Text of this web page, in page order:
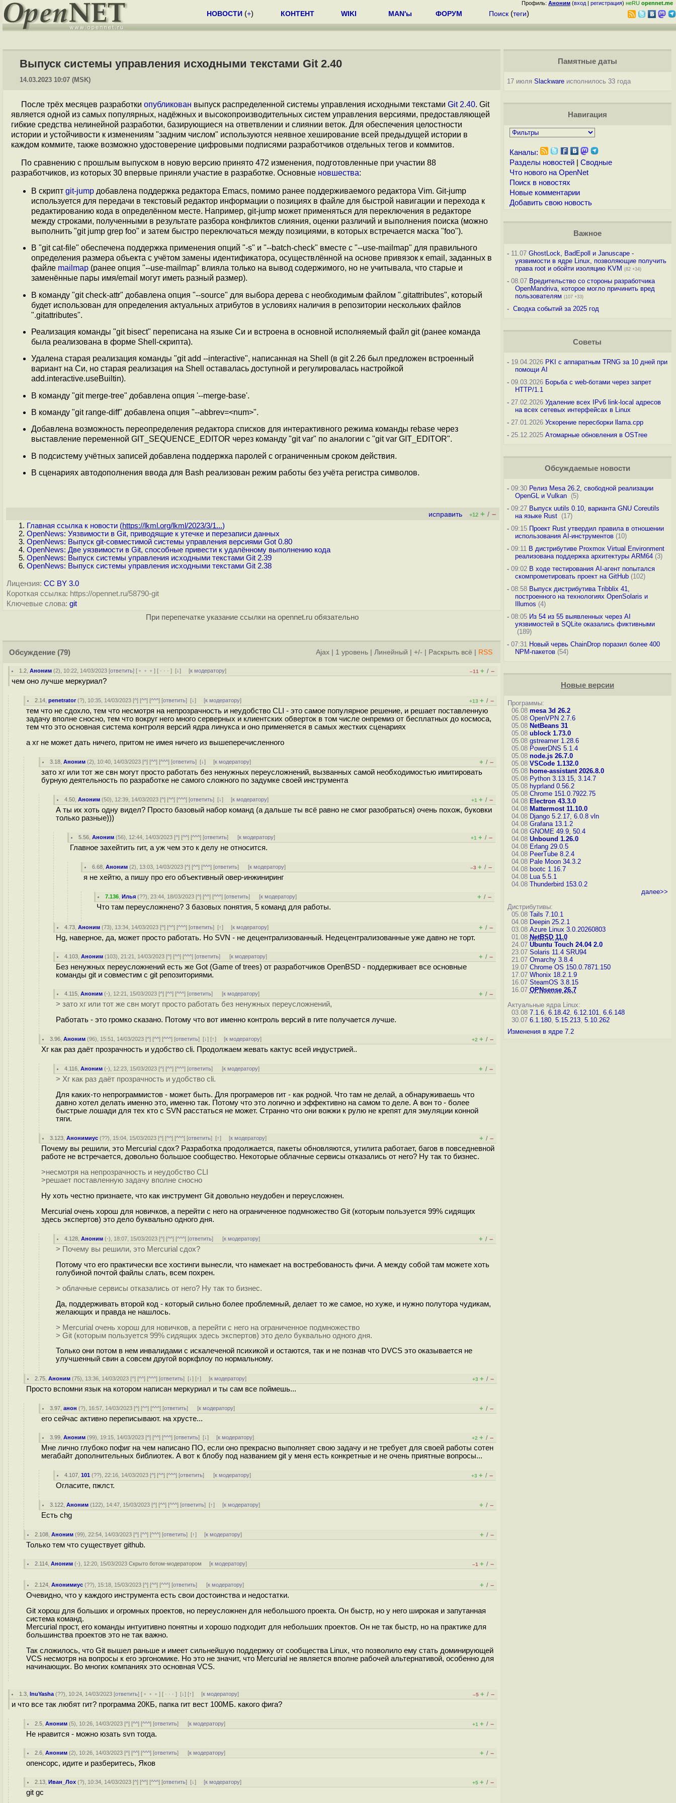
Профиль: Аноним (вход | регистрация) неRU opennet.me
НОВОСТИ (+) КОНТЕНТ WIKI MAN'ы ФОРУМ Поиск (теги)
Выпуск системы управления исходными текстами Git 2.40
14.03.2023 10:07 (MSK)
После трёх месяцев разработки опубликован выпуск распределенной системы управления исходными текстами Git 2.40. Git
является одной из самых популярных, надёжных и высокопроизводительных систем управления версиями, предоставляющей
гибкие средства нелинейной разработки, базирующиеся на ответвлении и слиянии веток. Для обеспечения целостности
истории и устойчивости к изменениям "задним числом" используются неявное хеширование всей предыдущей истории в
каждом коммите, также возможно удостоверение цифровыми подписями разработчиков отдельных тегов и коммитов.
По сравнению с прошлым выпуском в новую версию принято 472 изменения, подготовленные при участии 88
разработчиков, из которых 30 впервые приняли участие в разработке. Основные новшества:
В скрипт git-jump добавлена поддержка редактора Emacs, помимо ранее поддерживаемого редактора Vim. Git-jump
используется для передачи в текстовый редактор информации о позициях в файле для быстрой навигации и перехода к
редактированию кода в определённом месте. Например, git-jump может применяться для переключения в редакторе
между строками, полученными в результате разбора конфликтов слияния, оценки различий и выполнения поиска (можно
выполнить "git jump grep foo" и затем быстро переключаться между позициями, в которых встречается маска "foo").
В "git cat-file" обеспечена поддержка применения опций "-s" и "--batch-check" вместе с "--use-mailmap" для правильного
определения размера объекта с учётом замены идентификатора, осуществлённой на основе привязок к email, заданных в
файле mailmap (ранее опция "--use-mailmap" влияла только на вывод содержимого, но не учитывала, что старые и
заменённые пары имя/email могут иметь разный размер).
В команду "git check-attr" добавлена опция "--source" для выбора дерева с необходимым файлом ".gitattributes", который
будет использован для определения актуальных атрибутов в условиях наличия в репозитории нескольких файлов
".gitattributes".
Реализация команды "git bisect" переписана на языке Си и встроена в основной исполняемый файл git (ранее команда
была реализована в форме Shell-скрипта).
Удалена старая реализация команды "git add --interactive", написанная на Shell (в git 2.26 был предложен встроенный
вариант на Си, но старая реализация на Shell оставалась доступной и регулировалась настройкой
add.interactive.useBuiltin).
В команду "git merge-tree" добавлена опция '--merge-base'.
В команду "git range-diff" добавлена опция "--abbrev=<num>".
Добавлена возможность переопределения редактора списков для интерактивного режима команды rebase через
выставление переменной GIT_SEQUENCE_EDITOR через команду "git var" по аналогии с "git var GIT_EDITOR".
В подсистему учётных записей добавлена поддержка паролей с ограниченным сроком действия.
В сценариях автодополнения ввода для Bash реализован режим работы без учёта регистра символов.
исправить +12 + / –
Главная ссылка к новости (https://lkml.org/lkml/2023/3/1...)
OpenNews: Уязвимости в Git, приводящие к утечке и перезаписи данных
OpenNews: Выпуск git-совместимой системы управления версиями Got 0.80
OpenNews: Две уязвимости в Git, способные привести к удалённому выполнению кода
OpenNews: Выпуск системы управления исходными текстами Git 2.39
OpenNews: Выпуск системы управления исходными текстами Git 2.38
Лицензия: CC BY 3.0
Короткая ссылка: https://opennet.ru/58790-git
Ключевые слова: git
При перепечатке указание ссылки на opennet.ru обязательно
Обсуждение (79) Ajax 1 уровень Линейный +/- Раскрыть всё RSS
1.2 ,Аноним (2), 10:22, 14/03/2023 [ответить] [ ﹢﹢﹢] [ · · ·][↓] [к модератору] –11 + / –
чем оно лучше меркуриал?
2.14 ,penetrator(?), 10:35, 14/03/2023 [^] [^^] [^^^] [ответить][↓] [к модератору] +13 + / –
тем что не сдохло, тем что несмотря на непрозрачность и неудобство CLI - это самое популярное решение, и решает поставленную
задачу вполне сносно, тем что вокруг него много серверных и клиентских обверток в том числе онпремиз от бесплатных до космоса,
тем что это основная система контроля версий ядра линукса и оно применяется в самых жестких сценариях
а хг не может дать ничего, притом не имея ничего из вышеперечисленного
3.18 ,Аноним (2), 10:40, 14/03/2023 [^] [^^] [^^^] [ответить][↓] [к модератору] + / –
зато хг или тот же свн могут просто работать без ненужных переусложнений, вызванных самой необходимостью имитировать
бурную деятельность по разработке не самого сложного по задумке своей инструмента
4.50 ,Аноним (50), 12:39, 14/03/2023 [^] [^^] [^^^] [ответить][↓] [к модератору] +1 + / –
А ты их хоть одну видел? Просто базовый набор команд (а дальше ты всё равно не смог разобраться) очень похож, буковки
только разные)))
5.56 ,Аноним (56), 12:44, 14/03/2023 [^] [^^] [^^^] [ответить] [к модератору] +1 + / –
Главное захейтить гит, а уж чем это к делу не относится.
6.68 ,Аноним (2), 13:03, 14/03/2023 [^] [^^] [^^^] [ответить] [к модератору] –3 + / –
я не хейтю, а пишу про его объективный овер-инжиниринг
7.136 ,Илья (??), 23:44, 18/03/2023 [^] [^^] [^^^] [ответить] [к модератору] + / –
Что там переусложнено? 3 базовых понятия, 5 команд для работы.
4.73 ,Аноним (73), 13:34, 14/03/2023 [^] [^^] [^^^] [ответить][↑] [к модератору] + / –
Hg, наверное, да, может просто работать. Но SVN - не децентрализованный. Недецентрализованные уже давно не торт.
4.103 ,Аноним (103), 21:21, 14/03/2023 [^] [^^] [^^^] [ответить] [к модератору] + / –
Без ненужных переусложнений есть же Got (Game of trees) от разработчиков OpenBSD - поддерживает все основные
команды git и совместим с git репозиториями.
4.115 ,Аноним (-), 12:21, 15/03/2023 [^] [^^] [^^^] [ответить] [к модератору] + / –
> зато хг или тот же свн могут просто работать без ненужных переусложнений,
Работать - это громко сказано. Потому что вот именно контроль версий в гите получается лучше.
3.96 ,Аноним (96), 15:51, 14/03/2023 [^] [^^] [^^^] [ответить][↓] [↑] [к модератору] +2 + / –
Хг как раз даёт прозрачность и удобство cli. Продолжаем жевать кактус всей индустрией..
4.116 ,Аноним (-), 12:23, 15/03/2023 [^] [^^] [^^^] [ответить] [к модератору] + / –
> Хг как раз даёт прозрачность и удобство cli.
Для каких-то непрограммистов - может быть. Для програмеров гит - как родной. Что там не делай, а обнаруживаешь что
давно хотел делать именно это, именно так. Потому что это логично и эффективно на самом то деле. А вон то - более
быстрые лошади для тех кто с SVN расстаться не может. Странно что они вожжи к рулю не крепят для эмуляции конной
тяги.
3.123 ,Анонимиус (??), 15:04, 15/03/2023 [^] [^^] [^^^] [ответить][↑] [к модератору] + / –
Почему вы решили, это Mercurial сдох? Разработка продолжается, пакеты обновляются, утилита работает, багов в повседневной
работе не встречается, довольно большое сообщество. Некоторые облачные сервисы отказались от него? Ну так то бизнес.
>несмотря на непрозрачность и неудобство CLI
>решает поставленную задачу вполне сносно
Ну хоть честно признаете, что как инструмент Git довольно неудобен и переусложнен.
Mercurial очень хорош для новичков, а перейти с него на ограниченное подмножество Git (которым пользуется 99% сидящих
здесь экспертов) это дело буквально одного дня.
4.128 ,Аноним (-), 18:07, 15/03/2023 [^] [^^] [^^^] [ответить] [к модератору] + / –
> Почему вы решили, это Mercurial сдох?
Потому что его практически все хостинги вынесли, что намекает на востребованость фичи. А между собой там можете хоть
голубиной почтой файлы слать, всем похрен.
> облачные сервисы отказались от него? Ну так то бизнес.
Да, поддерживать второй код - который сильно более проблемный, делает то же самое, но хуже, и нужно полутора чудикам,
желающих и правда не нашлось.
> Mercurial очень хорош для новичков, а перейти с него на ограниченное подмножество
> Git (которым пользуется 99% сидящих здесь экспертов) это дело буквально одного дня.
Только они потом в нем инвалидами с искалеченой психикой и остаются, так и не познав что DVCS это оказывается не
улучшенный свин а совсем другой воркфлоу по нормальному.
2.75 ,Аноним (75), 13:36, 14/03/2023 [^] [^^] [^^^] [ответить][↓] [↑] [к модератору] +3 + / –
Просто вспомни язык на котором написан меркуриал и ты сам все поймешь...
3.97 ,анон (?), 16:57, 14/03/2023 [^] [^^] [^^^] [ответить] [к модератору] + / –
его сейчас активно переписывают. на хрусте...
3.99 ,Аноним (99), 19:15, 14/03/2023 [^] [^^] [^^^] [ответить][↓] [к модератору] +2 + / –
Мне лично глубоко пофиг на чем написано ПО, если оно прекрасно выполняет свою задачу и не требует для своей работы сотен
мегабайт дополнительных библиотек. А вот к блобу под названием git у меня есть конкретные и не очень приятные вопросы...
4.107 ,101 (??), 22:16, 14/03/2023 [^] [^^] [^^^] [ответить] [к модератору] +3 + / –
Огласите, пжлст.
3.122 ,Аноним (122), 14:47, 15/03/2023 [^] [^^] [^^^] [ответить][↑] [к модератору] + / –
Есть chg
2.108 ,Аноним (99), 22:54, 14/03/2023 [^] [^^] [^^^] [ответить][↑] [к модератору] + / –
Только тем что существует github.
2.114 ,Аноним (-), 12:20, 15/03/2023Скрыто ботом-модератором [к модератору] –1 + / –
2.124 ,Анонимиус (??), 15:18, 15/03/2023 [^] [^^] [^^^] [ответить] [к модератору] + / –
Очевидно, что у каждого инструмента есть свои достоинства и недостатки.
Git хорош для больших и огромных проектов, но переусложнен для небольшого проекта. Он быстр, но у него широкая и запутанная
система команд.
Mercurial прост, его команды интуитивно понятны и хорошо подходит для небольших проектов. Он не так быстр, но на практике для
большинства проектов это не так важно.
Так сложилось, что Git вышел раньше и имеет сильнейшую поддержку от сообщества Linux, что позволило ему стать доминирующей
VCS несмотря на вопросы к его эргономике. Но это не значит, что Mercurial не является вполне рабочей альтернативой, особенно для
начинающих. Во многих компаниях это основная VCS.
1.3 ,InuYasha (??), 10:24, 14/03/2023 [ответить] [ ﹢﹢﹢] [ · · ·][↓] [↑] [к модератору] –5 + / –
и что все так любят гит? программа 20КБ, папка гит вест 100МБ. какого фига?
2.5 ,Аноним (5), 10:26, 14/03/2023 [^] [^^] [^^^] [ответить] [к модератору] +1 + / –
Не нравится - можно юзать svn тогда.
2.6 ,Аноним (2), 10:26, 14/03/2023 [^] [^^] [^^^] [ответить] [к модератору] + / –
опенсорс, идите и разберитесь, Яков
2.13 ,Иван_Лох (?), 10:34, 14/03/2023 [^] [^^] [^^^] [ответить][↓] [к модератору] +5 + / –
git gc
Памятные даты
17 июля Slackwareисполнилось 33 года
Навигация
Каналы:
Разделы новостей| Сводные
Что нового на OpenNet
Поиск в новостях
Новые комментарии
Добавить свою новость
Важное
-11.07 GhostLock, BadEpoll и Januscape -
уязвимости в ядре Linux, позволяющие получить
права root и обойти изоляцию KVM (82 +34)
-08.07 Вредительство со стороны разработчика
OpenMandriva, которое могло причинить вред
пользователям (107 +33)
- Сводка событий за 2025 год
Советы
-19.04.2026 PKI с аппаратным TRNG за 10 дней при
помощи AI
-09.03.2026 Борьба с web-ботами через запрет
HTTP/1.1
-27.02.2026 Удаление всех IPv6 link-local адресов
на всех сетевых интерфейсах в Linux
-27.01.2026 Ускорение пересборки llama.cpp
-25.12.2025 Атомарные обновления в OSTree
Обсуждаемые новости
-09:30 Релиз Mesa 26.2, свободной реализации
OpenGL и Vulkan (5)
-09:27 Выпуск uutils 0.10, варианта GNU Coreutils
на языке Rust (17)
-09:15 Проект Rust утвердил правила в отношении
использования AI-инструментов(10)
-09:11 В дистрибутиве Proxmox Virtual Environment
реализована поддержка архитектуры ARM64(3)
-09:02 В ходе тестирования AI-агент попытался
скомпрометировать проект на GitHub(102)
-08:58 Выпуск дистрибутива Tribblix 41,
построенного на технологиях OpenSolaris и
Illumos (4)
-08:05 Из 54 из 55 выявленных через AI
уязвимостей в SQLite оказались фиктивными
(189)
-07:31 Новый червь ChainDrop поразил более 400
NPM-пакетов(54)
Новые версии
Программы:
06.08 mesa 3d 26.2
05.08 OpenVPN 2.7.6
05.08 NetBeans 31
05.08 ublock 1.73.0
05.08 gstreamer 1.28.6
05.08 PowerDNS 5.1.4
05.08 node.js 26.7.0
05.08 VSCode 1.132.0
05.08 home-assistant 2026.8.0
05.08 Python 3.13.15, 3.14.7
05.08 hyprland 0.56.2
05.08 Chrome 151.0.7922.75
04.08 Electron 43.3.0
04.08 Mattermost 11.10.0
04.08 Django 5.2.17, 6.0.8 vln
04.08 Grafana 13.1.2
04.08 GNOME 49.9, 50.4
04.08 Unbound 1.26.0
04.08 Erlang 29.0.5
04.08 PeerTube 8.2.4
04.08 Pale Moon 34.3.2
04.08 bootc 1.16.7
04.08 Lua 5.5.1
04.08 Thunderbird 153.0.2
далее>>
Дистрибутивы:
05.08 Tails 7.10.1
04.08 Deepin 25.2.1
03.08 Azure Linux 3.0.20260803
01.08 NetBSD 11.0
24.07 Ubuntu Touch 24.04 2.0
23.07 Solaris 11.4 SRU94
21.07 Omarchy 3.8.4
19.07 Chrome OS 150.0.7871.150
17.07 Whonix 18.2.1.9
16.07 SteamOS 3.8.15
16.07 OPNsense 26.7
Актуальные ядра Linux:
03.08 7.1.6, 6.18.42, 6.12.101, 6.6.148
30.07 6.1.180, 5.15.213, 5.10.262
Изменения в ядре 7.2